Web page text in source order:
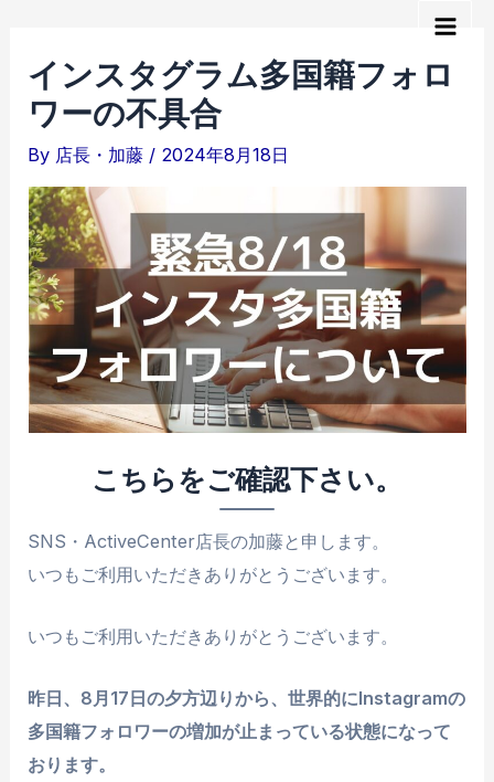
インスタグラム多国籍フォロ
ワーの不具合
By 店長・加藤 / 2024年8月18日
こちらをご確認下さい。
SNS・ActiveCenter店長の加藤と申します。
いつもご利用いただきありがとうございます。
いつもご利用いただきありがとうございます。
昨日、8月17日の夕方辺りから、世界的にInstagramの
多国籍フォロワーの増加が止まっている状態になって
おります。